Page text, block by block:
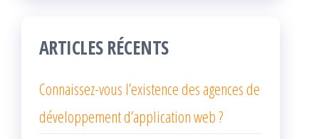
ARTICLES RÉCENTS
Connaissez-vous l’existence des agences de
développement d’application web ?